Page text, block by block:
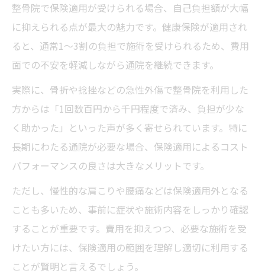
整骨院で保険適用が受けられる場合、自己負担額が大幅
に抑えられる点が最大の魅力です。健康保険が適用され
ると、通常1〜3割の負担で施術を受けられるため、費用
面での不安を軽減しながら通院を継続できます。
実際に、骨折や捻挫などの急性外傷で整骨院を利用した
方からは「1回数百円から千円程度で済み、負担が少な
く助かった」といった声が多く寄せられています。特に
長期にわたる通院が必要な場合、保険適用によるコスト
パフォーマンスの良さは大きなメリットです。
ただし、慢性的な肩こりや腰痛などは保険適用外となる
ことも多いため、事前に症状や施術内容をしっかり確認
することが重要です。費用を抑えつつ、必要な施術を受
けたい方には、保険適用の範囲を理解し適切に利用する
ことが賢明と言えるでしょう。